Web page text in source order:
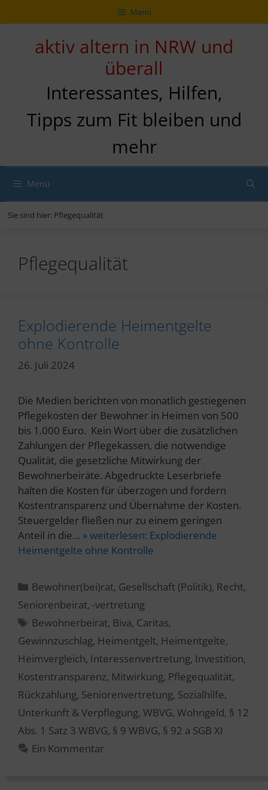
Inhalt
zur
Navigation
Inhalt
Menü
aktiv altern in NRW und
überall
Interessantes, Hilfen,
Tipps zum Fit bleiben und
mehr
Menü
Sie sind hier: Pflegequalität
Pflegequalität
Explodierende Heimentgelte
ohne Kontrolle
26. Juli 2024
Die Medien berichten von monatlich gestiegenen
Pflegekosten der Bewohner in Heimen von 500
bis 1.000 Euro. Kein Wort über die zusätzlichen
Zahlungen der Pflegekassen, die notwendige
Qualität, die gesetzliche Mitwirkung der
Bewohnerbeiräte. Abgedruckte Leserbriefe
halten die Kosten für überzogen und fordern
Kostentransparenz und Übernahme der Kosten.
Steuergelder fließen nur zu einem geringen
Anteil in die… » weiterlesen: Explodierende
Heimentgelte ohne Kontrolle
Kategorien
Bewohner(bei)rat, Gesellschaft (Politik), Recht,
Seniorenbeirat, -vertretung
Schlagwörter
Bewohnerbeirat, Biva, Caritas,
Gewinnzuschlag, Heimentgelt, Heimentgelte,
Heimvergleich, Interessenvertretung, Investition,
Kostentransparenz, Mitwirkung, Pflegequalität,
Rückzahlung, Seniorenvertretung, Sozialhilfe,
Unterkunft & Verpflegung, WBVG, Wohngeld, § 12
Abs. 1 Satz 3 WBVG, § 9 WBVG, § 92 a SGB XI
Ein Kommentar